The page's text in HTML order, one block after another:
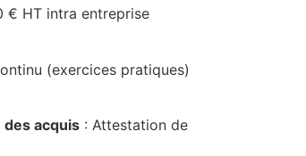
€ HT intra entreprise
(exercices pratiques)
des acquis : Attestation de